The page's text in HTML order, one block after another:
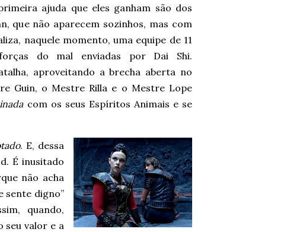
ajuda que eles ganham são dos
que não aparecem sozinhos, mas com
naquele momento, uma equipe de 11
do mal enviadas por Dai Shi.
aproveitando a brecha aberta no
Guin, o Mestre Rilla e o Mestre Lope
com os seus Espíritos Animais e se
. E, dessa
É inusitado
não acha
sente digno”
quando,
seu valor e a